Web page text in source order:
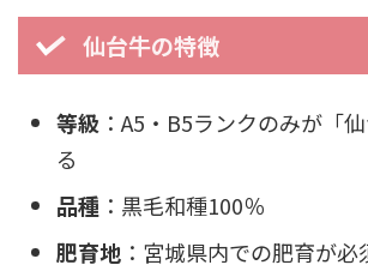
仙台牛の特徴
等級 ：A5・B5ランクのみが「
る
品種 ：黒毛和種100％
肥育地 ：宮城県内での肥育が必